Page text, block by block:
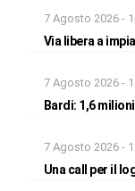
7 Agosto 2026 -
Via libera a
7 Agosto 2026 -
Bardi: 1,6
7 Agosto 2026 -
Una call per il